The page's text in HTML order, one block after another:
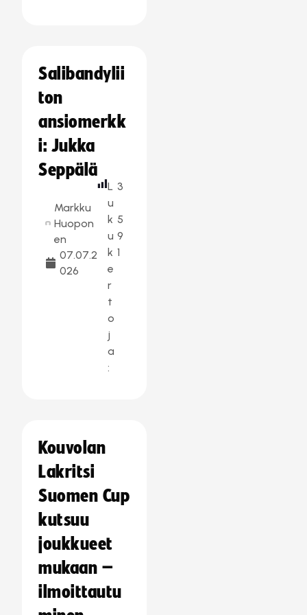
Salibandylii
ton
ansiomerkk
i: Jukka
Seppälä
Markku
Huopon
en
07.07.2
026
L
u
k
u
k
e
r
t
o
j
a
:
3
5
9
1
Kouvolan
Lakritsi
Suomen Cup
kutsuu
joukkueet
mukaan –
ilmoittautu